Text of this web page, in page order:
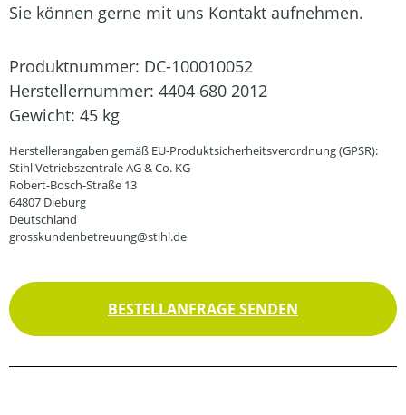
Sie können gerne mit uns Kontakt aufnehmen.
Produktnummer: DC-100010052
Herstellernummer: 4404 680 2012
Gewicht: 45 kg
Herstellerangaben gemäß EU-Produktsicherheitsverordnung (GPSR):
Stihl Vetriebszentrale AG & Co. KG
Robert-Bosch-Straße 13
64807 Dieburg
Deutschland
grosskundenbetreuung@stihl.de
BESTELLANFRAGE SENDEN